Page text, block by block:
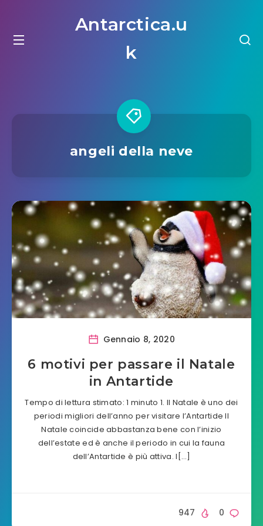
Antarctica.u
k
angeli della neve
Gennaio 8, 2020
6 motivi per passare il Natale
in Antartide
Tempo di lettura stimato: 1 minuto 1. Il Natale è uno dei
periodi migliori dell’anno per visitare l’Antartide Il
Natale coincide abbastanza bene con l’inizio
dell’estate ed è anche il periodo in cui la fauna
dell’Antartide è più attiva. I[…]
0
947